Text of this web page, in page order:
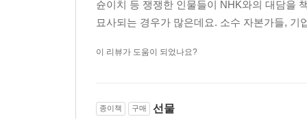
우리 앞에는 다양한 선택지가 놓여 있습니다. (35쪽)
가짜 뉴스와 탈진실이
예상치 못한 팬데믹(pandemic) 속에서 가짜 뉴
슌이치 등 쟁쟁한 인물들이 NHK와의 대담을
묘사되는 경우가 많은데요. 소수 자본가들,
이 리뷰가 도움이 되었나요?
종이책 구매 선물